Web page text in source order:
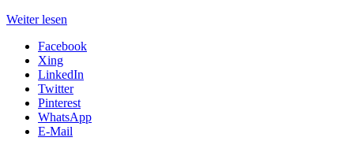
Weiter lesen
Facebook
Xing
LinkedIn
Twitter
Pinterest
WhatsApp
E-Mail